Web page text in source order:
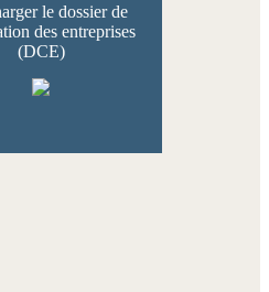
le dossier de
des entreprises
(DCE)